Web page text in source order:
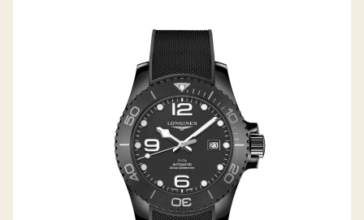
HYDROCONQUEST